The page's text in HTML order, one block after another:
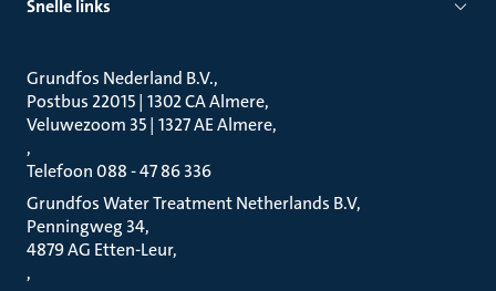
Snelle links
Grundfos Nederland B.V.
Postbus 22015 | 1302 CA Almere
Veluwezoom 35 | 1327 AE Almere
Telefoon 088 - 47 86 336
Grundfos Water Treatment Netherlands B.V
Penningweg 34
4879 AG Etten-Leur